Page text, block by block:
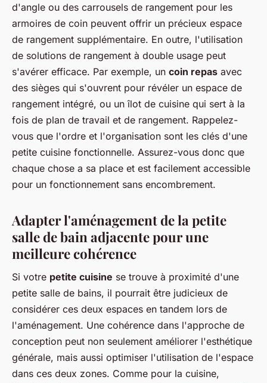
d'angle ou des carrousels de rangement pour les
armoires de coin peuvent offrir un précieux espace
de rangement supplémentaire. En outre, l'utilisation
de solutions de rangement à double usage peut
s'avérer efficace. Par exemple, un coin repas avec
des sièges qui s'ouvrent pour révéler un espace de
rangement intégré, ou un îlot de cuisine qui sert à la
fois de plan de travail et de rangement. Rappelez-
vous que l'ordre et l'organisation sont les clés d'une
petite cuisine fonctionnelle. Assurez-vous donc que
chaque chose a sa place et est facilement accessible
pour un fonctionnement sans encombrement.
Adapter l'aménagement de la petite
salle de bain adjacente pour une
meilleure cohérence
Si votre petite cuisine se trouve à proximité d'une
petite salle de bains, il pourrait être judicieux de
considérer ces deux espaces en tandem lors de
l'aménagement. Une cohérence dans l'approche de
conception peut non seulement améliorer l'esthétique
générale, mais aussi optimiser l'utilisation de l'espace
dans ces deux zones. Comme pour la cuisine,